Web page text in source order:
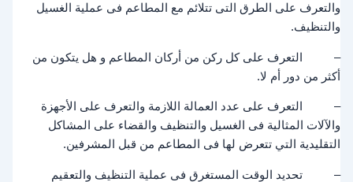
والتعرف على الطرق التى تتلائم مع المطاعم فى عملية الغسيل
والتنظيف.
– التعرف على كل ركن من أركان المطاعم و هل يتكون من
أكثر من دور أم لا.
– التعرف على عدد العمالة اللازمة والتعرف على الأجهزة
والآلات المثالية فى الغسيل والتنظيف والقضاء على المشاكل
التقليدية التي تتعرض لها فى المطاعم من قبل المشرفين.
– تحديد الوقت المستغرق فى عملية التنظيف والتعقيم